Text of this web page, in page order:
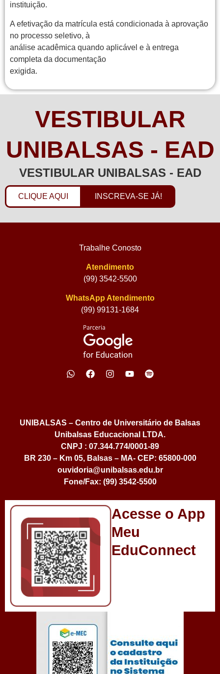
instituição.
A efetivação da matrícula está condicionada à aprovação
no processo seletivo, à
análise acadêmica quando aplicável e à entrega
completa da documentação
exigida.
VESTIBULAR
UNIBALSAS - EAD
VESTIBULAR UNIBALSAS - EAD
CLIQUE AQUI INSCREVA-SE JÁ!
Trabalhe Conosto
Atendimento
(99) 3542-5500
WhatsApp Atendimento
(99) 99131-1684
UNIBALSAS – Centro de Universitário de Balsas
Unibalsas Educacional LTDA.
CNPJ : 07.344.774/0001-89
BR 230 – Km 05, Balsas – MA- CEP: 65800-000
ouvidoria@unibalsas.edu.br
Fone/Fax: (99) 3542-5500
Acesse o App
Meu
EduConnect